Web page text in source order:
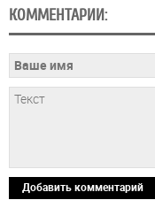
КОММЕНТАРИИ:
Добавить комментарий